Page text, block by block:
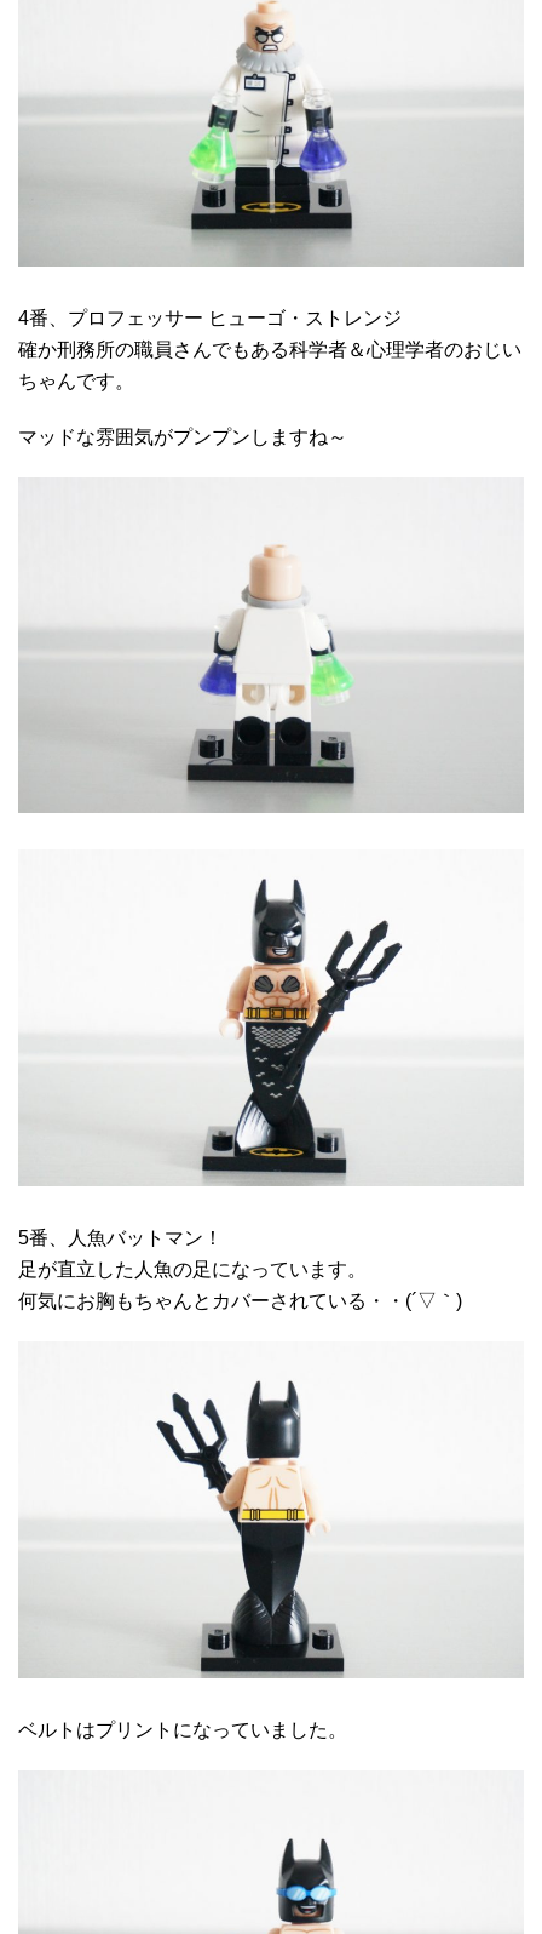
4番、プロフェッサー ヒューゴ・ストレンジ
確か刑務所の職員さんでもある科学者＆心理学者のおじい
ちゃんです。
マッドな雰囲気がプンプンしますね～
5番、人魚バットマン！
足が直立した人魚の足になっています。
何気にお胸もちゃんとカバーされている・・(´▽｀)
ベルトはプリントになっていました。